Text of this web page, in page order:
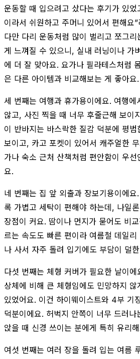
운동할 때 입으려고 샀다는 후기가 있었
이라서 쉬원하고 주머니 있어서 편해요
다만 다리 운동처럼 많이 벌리고 쪼그
게 느껴질 수 있으니, 실내 러닝이나 가
에 더 잘 맞아요. 요가나 필라테스처럼
은 다른 아이템과 비교해보는 게 좋아요.
세 번째는 여행과 휴가용이에요. 여행에
않고, 사진 찍을 때 너무 후줄근해 보이
이 반바지는 바스락한 질감 덕분에 평범
보이고, 카고 포켓이 있어서 캐주얼한
가나 숙소 근처 산책처럼 편안함이 우
요.
네 번째는 집 앞 외출과 장보기용이에
록 가볍고 세탁이 편해야 하는데, 나일
장점이 커요. 땀이나 먼지가 묻어도 비
르는 속도도 빠른 편이라 여름철 데일
나 사서 자주 돌려 입기에도 부담이 덜
다섯 번째는 체형 커버가 필요한 날이
상체에 비해 큰 체형임에도 민망하지
있었어요. 이건 하이웨이스트와 4부 기
덕분이에요. 허벅지 안쪽이 너무 드러
앉을 때 신경 쓰이는 분에게 특히 유리
여섯 번째는 여러 장을 돌려 입는 여름